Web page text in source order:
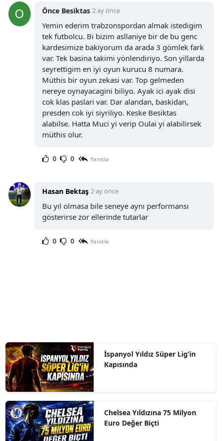
Önce Besiktas 2 ay önce
Yemin ederim trabzonspordan almak istedigim
tek futbolcu. Bi bizim asllaniye bir de bu genc
kardesimize bakiyorum da arada 3 gömlek fark
var. Tek basina takimi yönlendiriyo. Son yillarda
seyrettigim en iyi oyun kurucu 8 numara.
Müthis bir oyun zekasi var. Top gelmeden
nereye oynayacagini biliyo. Ayak ici ayak disi
cok klas paslari var. Dar alandan, baskidan,
presden cok iyi siyriliyo. Keske Besiktas
alabilse. Hatta Muci yi verip Oulai yi alabilirsek
müthis olur.
0 0 Yanıtla
Hasan Bektaş 2 ay önce
Bu yıl olmasa bile seneye aynı performansı
gösterirse zor ellerinde tutarlar
0 0 Yanıtla
İspanyol Yıldız Süper Lig’in
Kapısında
Chelsea Yıldızına 75 Milyon
Euro Değer Biçti